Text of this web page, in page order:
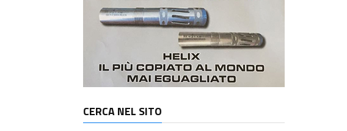
CERCA NEL SITO